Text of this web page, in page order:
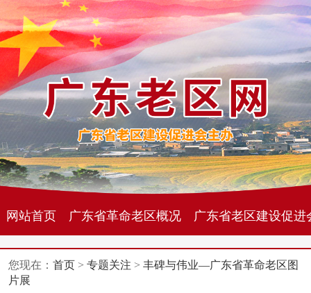
网站首页 广东省革命老区概况 广东省老区建设促进
您现在： 首页> 专题关注 > 丰碑与伟业—广东省革命老区图
片展